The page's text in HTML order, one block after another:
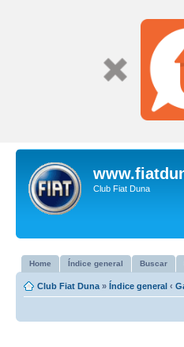
Club Fiat Duna
Home Índice general Buscar
Club Fiat Duna » Índice general ‹